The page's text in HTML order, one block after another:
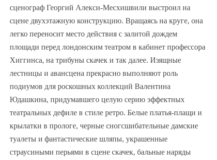
сценограф Георгий Алекси-Месхишвили выстроил на
сцене двухэтажную конструкцию. Вращаясь на круге, она
легко переносит место действия с залитой дождем
площади перед лондонским театром в кабинет профессора
Хиггинса, на трибуны скачек и так далее. Изящные
лестницы и авансцена прекрасно выполняют роль
подиумов для роскошных коллекций Валентина
Юдашкина, придумавшего целую серию эффектных
театральных дефиле в стиле ретро. Белые платья-плащи и
крылатки в прологе, черные сногсшибательные дамские
туалеты и фантастические шляпы, украшенные
страусиными перьями в сцене скачек, бальные наряды